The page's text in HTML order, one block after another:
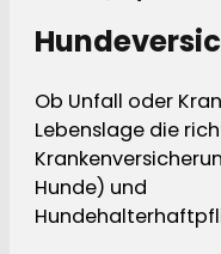
Ob Unfall oder
Lebenslage die
Hunde) und